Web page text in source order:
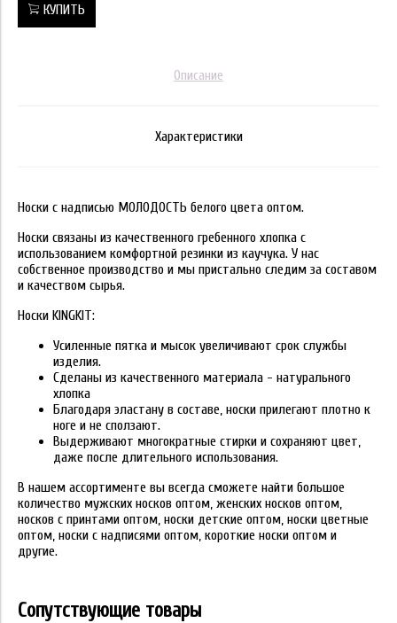
КУПИТЬ
Описание
Характеристики
Носки с надписью МОЛОДОСТЬ белого цвета оптом.
Носки связаны из качественного гребенного хлопка с
использованием комфортной резинки из каучука. У нас
собственное производство и мы пристально следим за составом
и качеством сырья.
Носки KINGKIT:
Усиленные пятка и мысок увеличивают срок службы
изделия.
Сделаны из качественного материала - натурального
хлопка
Благодаря эластану в составе, носки прилегают плотно к
ноге и не сползают.
Выдерживают многократные стирки и сохраняют цвет,
даже после длительного использования.
В нашем ассортименте вы всегда сможете найти большое
количество мужских носков оптом, женских носков оптом,
носков с принтами оптом, носки детские оптом, носки цветные
оптом, носки с надписями оптом, короткие носки оптом и
другие.
Сопутствующие товары